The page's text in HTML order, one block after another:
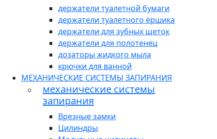
держатели туалетной бумаги
держатели туалетного ёршика
держатели для зубных щеток
держатели для полотенец
дозаторы жидкого мыла
крючки для ванной
МЕХАНИЧЕСКИЕ СИСТЕМЫ ЗАПИРАНИЯ
механические системы
запирания
Врезные замки
Цилиндры